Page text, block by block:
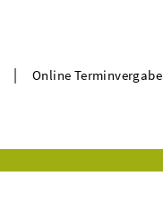
| Online Terminvergabe